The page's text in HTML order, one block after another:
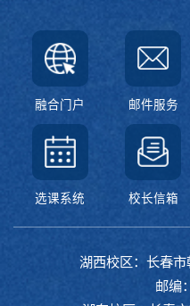
融合门户 邮件服务
选课系统 校长信箱
湖西校区：长春
邮编